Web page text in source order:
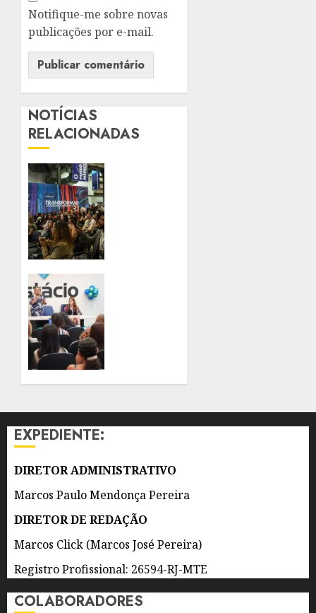
Notifique-me sobre novas
publicações por e-mail.
NOTÍCIAS
RELACIONADAS
AGOSTO
0
EXPEDIENTE:
DIRETOR ADMINISTRATIVO
Marcos Paulo Mendonça Pereira
DIRETOR DE REDAÇÃO
Marcos Click (Marcos José Pereira)
Registro Profissional: 26594-RJ-MTE
COLABORADORES